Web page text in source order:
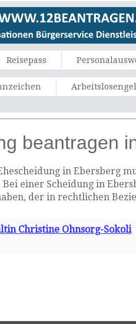
Reisepass
beantragen
in Ebersberg
einer Scheidung in
der in rechtlichen
Christine Ohnsorg-Sokoli